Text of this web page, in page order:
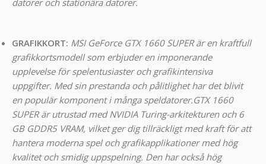
datorer och stationära datorer.
GRAFIKKORT: MSI GeForce GTX 1660 SUPER är en kraftfull
grafikkortsmodell som erbjuder en imponerande
upplevelse för spelentusiaster och grafikintensiva
uppgifter. Med sin prestanda och pålitlighet har det blivit
en populär komponent i många speldatorer.GTX 1660
SUPER är utrustad med NVIDIA Turing-arkitekturen och 6
GB GDDR5 VRAM, vilket ger dig tillräckligt med kraft för att
hantera moderna spel och grafikapplikationer med hög
kvalitet och smidig uppspelning. Den har också hög